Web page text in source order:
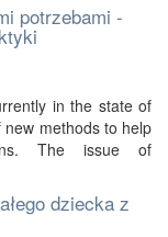
potrzebami -
in the state of
methods to help
The issue of
dziecka z